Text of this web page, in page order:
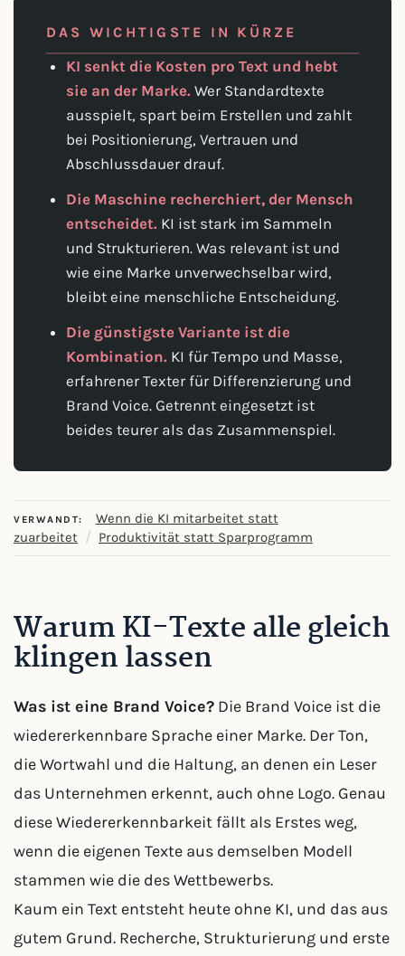
DAS WICHTIGSTE IN KÜRZE
KI senkt die Kosten pro Text und hebt
sie an der Marke. Wer Standardtexte
ausspielt, spart beim Erstellen und zahlt
bei Positionierung, Vertrauen und
Abschlussdauer drauf.
Die Maschine recherchiert, der Mensch
entscheidet. KI ist stark im Sammeln
und Strukturieren. Was relevant ist und
wie eine Marke unverwechselbar wird,
bleibt eine menschliche Entscheidung.
Die günstigste Variante ist die
Kombination. KI für Tempo und Masse,
erfahrener Texter für Differenzierung und
Brand Voice. Getrennt eingesetzt ist
beides teurer als das Zusammenspiel.
VERWANDT:
Wenn die KI mitarbeitet statt
zuarbeitet / Produktivität statt Sparprogramm
Warum KI-Texte alle gleich
klingen lassen
Was ist eine Brand Voice? Die Brand Voice ist die
wiedererkennbare Sprache einer Marke. Der Ton,
die Wortwahl und die Haltung, an denen ein Leser
das Unternehmen erkennt, auch ohne Logo. Genau
diese Wiedererkennbarkeit fällt als Erstes weg,
wenn die eigenen Texte aus demselben Modell
stammen wie die des Wettbewerbs.
Kaum ein Text entsteht heute ohne KI, und das aus
gutem Grund. Recherche, Strukturierung und erste